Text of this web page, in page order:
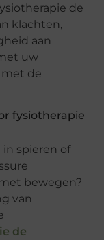
de
klachten,
aan
uw
met de
fysiotherapie
spieren of
bewegen?
van
de